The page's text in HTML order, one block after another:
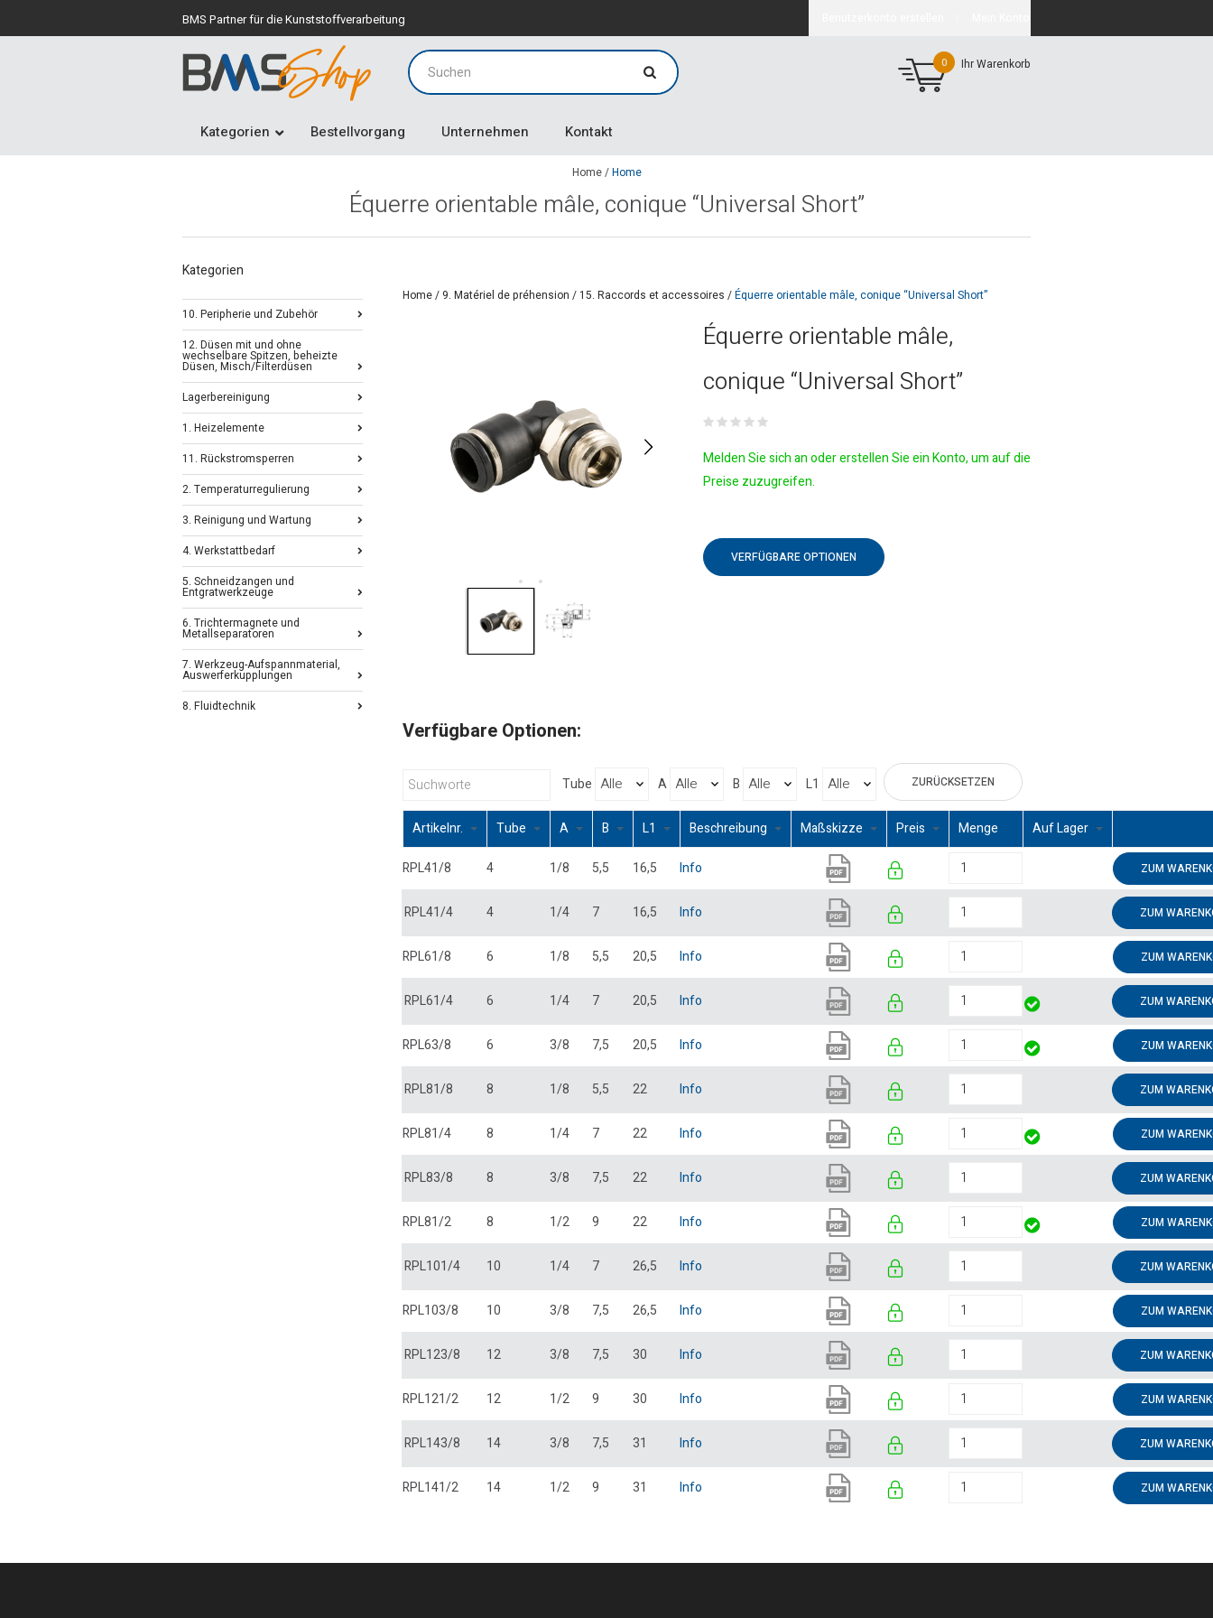
BMS Partner für die Kunststoffverarbeitung
0 Ihr Warenkorb
Kategorien Bestellvorgang Unternehmen Kontakt
Home/Home
Équerre orientable mâle, conique “Universal Short”
Home/ 9. Matériel de préhension /15. Raccords et accessoires /Équerre orientable mâle, conique “Universal Short”
Équerre orientable mâle,
conique “Universal Short”
Melden Sie sich an oder erstellen Sie ein Konto, um auf die
Preise zuzugreifen.
VERFÜGBARE OPTIONEN
Verfügbare Optionen:
Tube A B L1 ZURÜCKSETZEN
Artikelnr. Tube A B L1 Beschreibung Maßskizze Preis Menge Auf Lager
RPL41/8 4 1/8 5,5 16,5 Info ZUM
RPL41/4 4 1/4 7 16,5 Info ZUM
RPL61/8 6 1/8 5,5 20,5 Info ZUM
RPL61/4 6 1/4 7 20,5 Info ZUM
RPL63/8 6 3/8 7,5 20,5 Info ZUM
RPL81/8 8 1/8 5,5 22 Info ZUM
RPL81/4 8 1/4 7 22 Info ZUM
RPL83/8 8 3/8 7,5 22 Info ZUM
RPL81/2 8 1/2 9 22 Info ZUM
RPL101/4 10 1/4 7 26,5 Info ZUM
RPL103/8 10 3/8 7,5 26,5 Info ZUM
RPL123/8 12 3/8 7,5 30 Info ZUM
RPL121/2 12 1/2 9 30 Info ZUM
RPL143/8 14 3/8 7,5 31 Info ZUM
RPL141/2 14 1/2 9 31 Info ZUM
Kategorien
10. Peripherie und Zubehör
12. Düsen mit und ohne
wechselbare Spitzen, beheizte
Düsen, Misch/Filterdüsen
Lagerbereinigung
1. Heizelemente
11. Rückstromsperren
2. Temperaturregulierung
3. Reinigung und Wartung
4. Werkstattbedarf
5. Schneidzangen und
Entgratwerkzeuge
6. Trichtermagnete und
Metallseparatoren
7. Werkzeug-Aufspannmaterial,
Auswerferkupplungen
8. Fluidtechnik